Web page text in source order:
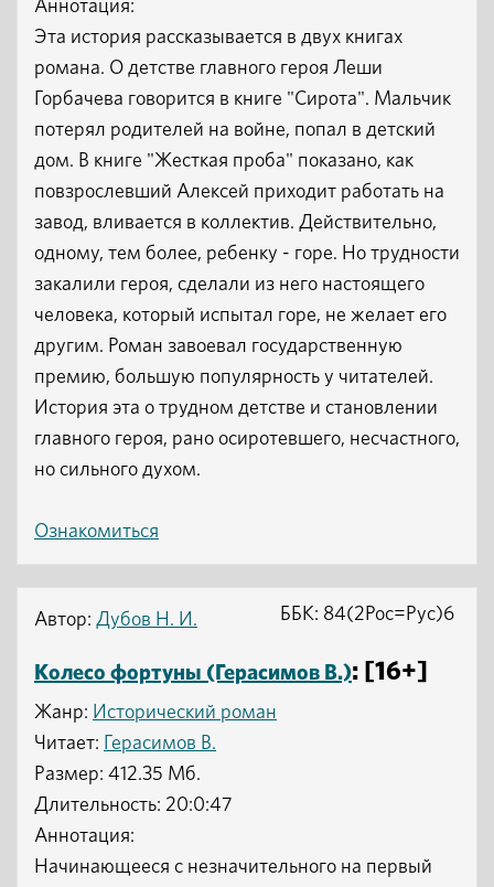
Аннотация:
Эта история рассказывается в двух книгах
романа. О детстве главного героя Леши
Горбачева говорится в книге "Сирота". Мальчик
потерял родителей на войне, попал в детский
дом. В книге "Жесткая проба" показано, как
повзрослевший Алексей приходит работать на
завод, вливается в коллектив. Действительно,
одному, тем более, ребенку - горе. Но трудности
закалили героя, сделали из него настоящего
человека, который испытал горе, не желает его
другим. Роман завоевал государственную
премию, большую популярность у читателей.
История эта о трудном детстве и становлении
главного героя, рано осиротевшего, несчастного,
но сильного духом.
Ознакомиться
Автор: Дубов Н. И.
Колесо фортуны (Герасимов В.): [16+]
Жанр: Исторический роман
Читает: Герасимов В.
ББК: 84(2Рос=Рус)6
Размер: 412.35 Мб.
Длительность: 20:0:47
Аннотация:
Начинающееся с незначительного на первый